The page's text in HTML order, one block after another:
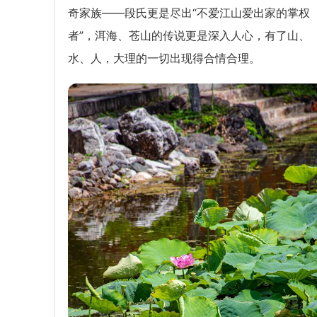
奇家族——段氏更是尽出“不爱江山爱出家的掌权
者”，洱海、苍山的传说更是深入人心，有了山、
水、人，大理的一切出现得合情合理。